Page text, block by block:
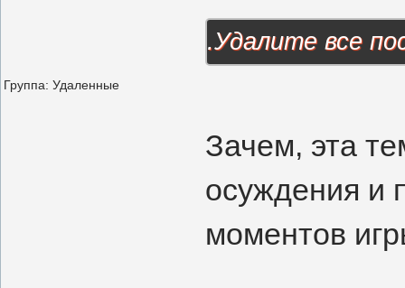
Группа: Удаленные
.Удалите все
Зачем, эта
осуждения и
моментов